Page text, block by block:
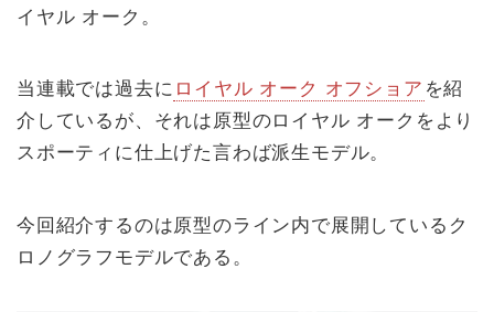
イヤル オーク。
当連載では過去に ロイヤル オーク オフショア を紹
介しているが、それは原型のロイヤル オークをより
スポーティに仕上げた言わば派生モデル。
今回紹介するのは原型のライン内で展開しているク
ロノグラフモデルである。